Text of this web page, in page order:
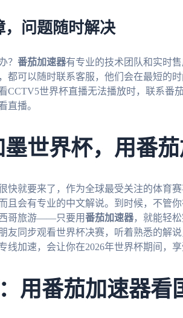
，问题随时解决
？ 番茄加速器有专业的技术团队和实时
都可以随时联系客服，他们会在最短的
CCTV5世界杯直播无法播放时，联系番
直播。
世界杯，用番
快就要来了，作为全球最受关注的体育
且会有专业的中文解说。到时候，不管
哥旅游——只要用番茄加速器，就能轻
友同步观看世界杯决赛，听着熟悉的解
线加速，会让你在2026年世界杯期间，享
用番茄加速器看